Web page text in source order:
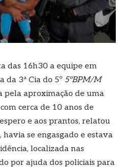
das 16h30 a equipe em
3ª Cia do 5º 5ºBPM/M
pela aproximação de uma
cerca de 10 anos de
e aos prantos, relatou
se engasgado e estava
localizada nas
por ajuda dos policiais para